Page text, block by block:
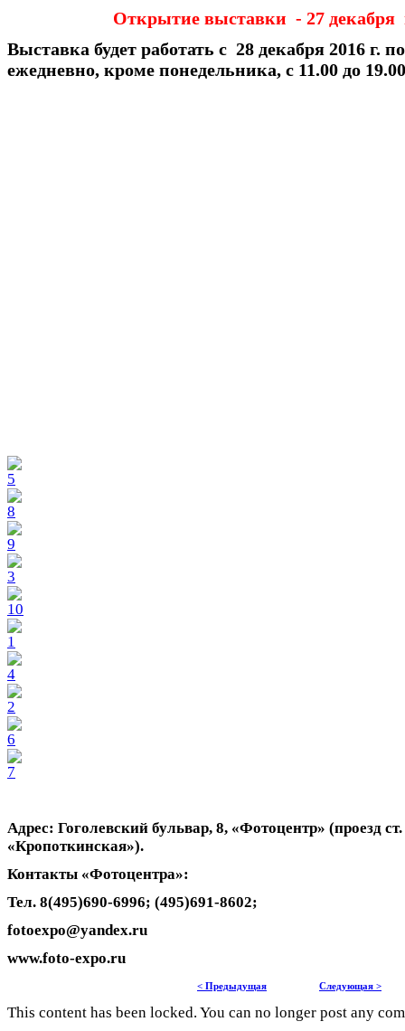
Открытие выставки - 27 декабря
Выставка будет работать с 28 декабря 2016 г.
ежедневно, кроме понедельника, с 11.00 до 19.00
Адрес: Гоголевский бульвар, 8, «Фотоцентр» (проезд
«Кропоткинская»).
Контакты «Фотоцентра»:
Тел. 8(495)690-6996; (495)691-8602;
fotoexpo@yandex.ru
www.foto-expo.ru
< Предыдущая Следующая >
This content has been locked. You can no longer post any